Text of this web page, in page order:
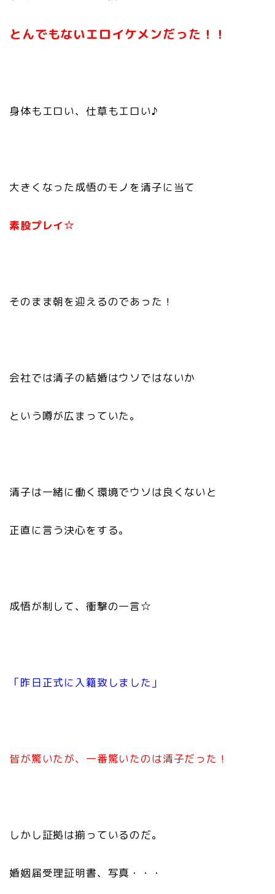
とんでもないエロイケメンだった！！
身体もエロい、仕草もエロい♪
大きくなった成悟のモノを清子に当て
素股プレイ☆
そのまま朝を迎えるのであった！
会社では清子の結婚はウソではないか
という噂が広まっていた。
清子は一緒に働く環境でウソは良くないと
正直に言う決心をする。
成悟が制して、衝撃の一言☆
「昨日正式に入籍致しました」
皆が驚いたが、一番驚いたのは清子だった！
しかし証拠は揃っているのだ。
婚姻届受理証明書、写真・・・